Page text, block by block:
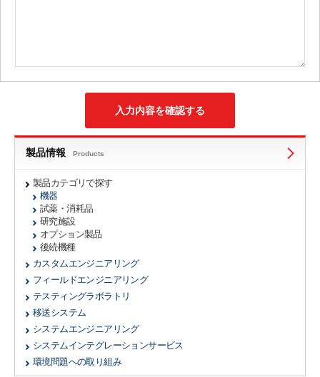
製品情報 Products
製品カテゴリで探す
機器
試薬・消耗品
研究施設
オプション製品
後続機種
カスタムエンジニアリング
フィールドエンジニアリング
テスティングラボラトリ
移送システム
システムエンジニアリング
システムインテグレーションサービス
環境問題への取り組み